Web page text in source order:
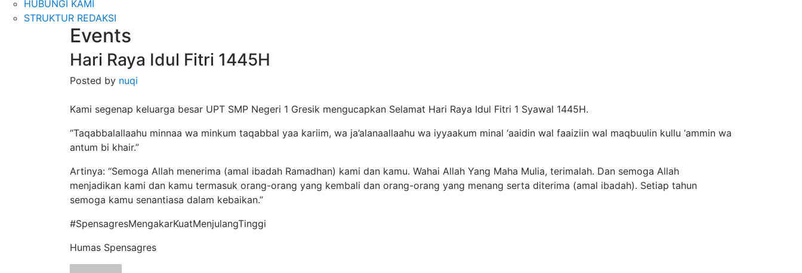
HUBUNGI KAMI
STRUKTUR REDAKSI
Events
Hari Raya Idul Fitri 1445H
Posted by nuqi
Kami segenap keluarga besar UPT SMP Negeri 1 Gresik mengucapkan Selamat Hari Raya Idul Fitri 1 Syawal 1445H.
“Taqabbalallaahu minnaa wa minkum taqabbal yaa kariim, wa ja’alanaallaahu wa iyyaakum minal ‘aaidin wal faaiziin wal maqbuulin kullu ‘ammin wa
antum bi khair.”
Artinya: “Semoga Allah menerima (amal ibadah Ramadhan) kami dan kamu. Wahai Allah Yang Maha Mulia, terimalah. Dan semoga Allah
menjadikan kami dan kamu termasuk orang-orang yang kembali dan orang-orang yang menang serta diterima (amal ibadah). Setiap tahun
semoga kamu senantiasa dalam kebaikan.”
#SpensagresMengakarKuatMenjulangTinggi
Humas Spensagres